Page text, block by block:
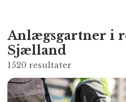
Anlægsgartner i
Sjælland
1520 resultater